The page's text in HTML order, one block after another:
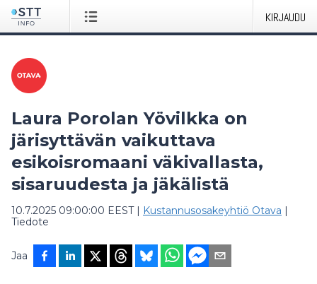
KIRJAUDU
Laura Porolan Yövilkka on
järisyttävän vaikuttava
esikoisromaani väkivallasta,
sisaruudesta ja jäkälistä
10.7.2025 09:00:00 EEST| Kustannusosakeyhtiö Otava |
Tiedote
Jaa